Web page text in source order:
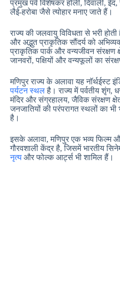
प्रमुख पर्व विशेषकर होली, दिवाली,
लैई-हरोबा जैसे त्योहार मनाए जाते हैं।
राज्य की जलवायु विविधता से भरी
और अद्भुत प्राकृतिक सौंदर्य को
प्राकृतिक पार्क और वन्यजीवन संरक्षण
जानवरों, पक्षियों और वन्यफूलों का
मणिपुर राज्य के अलावा यह नॉर्थईस्ट
पर्यटन स्थलहै। राज्य में पर्वतीय शृंग,
मंदिर और संग्रहालय, जैविक संरक्षण
जनजातियों की परंपरागत स्थलों का
है।
इसके अलावा, मणिपुर एक भव्य फिल्म
गौरवशाली केंद्र है, जिसमें भारतीय
नृत्य और फोल्क आर्ट्स भी शामिल हैं।